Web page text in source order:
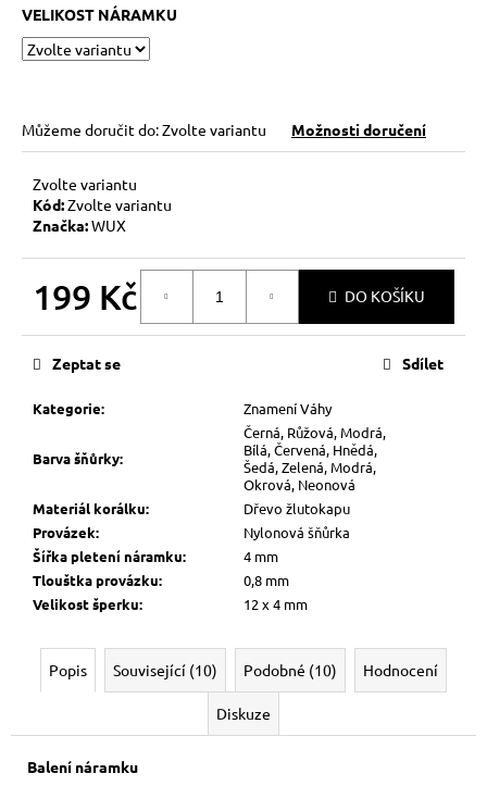
VELIKOST NÁRAMKU
Můžeme doručit do:Zvolte variantu Možnosti doručení
Zvolte variantu
Kód:Zvolte variantu
Značka:WUX
199 Kč DO KOŠÍKU
Kategorie: Znamení Váhy
Barva šňůrky:
Černá, Růžová, Modrá,
Bílá, Červená, Hnědá,
Šedá, Zelená, Modrá,
Okrová, Neonová
Materiál korálku:
Dřevo žlutokapu
Provázek:
Nylonová šňůrka
Šířka pletení náramku:
4 mm
Tlouštka provázku:
0,8 mm
Velikost šperku: 12 x 4 mm
Zeptat se Sdílet
Popis Související (10) Podobné (10) Hodnocení
Diskuze
Balení náramku
119
Kč
Původně:
149